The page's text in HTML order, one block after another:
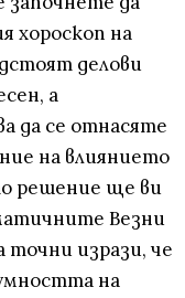
хороскоп на
делови
а
да се отнасяте
на влиянието
решение ще ви
Везни
изрази, че
на